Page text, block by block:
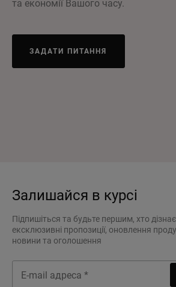
та економії Вашого часу.
ЗАДАТИ ПИТАННЯ
Залишайся в курсі
Підпишіться та будьте першим, хто
ексклюзивні пропозиції, оновлення
новини та оголошення